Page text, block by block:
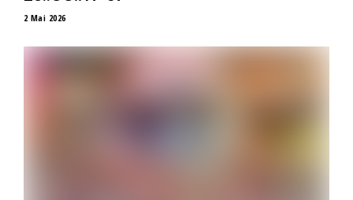
2 Mai 2026